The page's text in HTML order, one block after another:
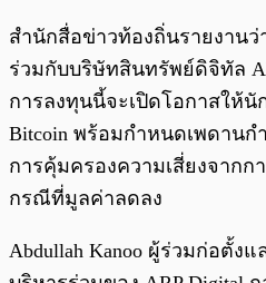
สำนักสื่อข่าวท้องถิ่นรายงาน
ร่วมกับบริษัทสินทรัพย์ดิจิทัล
การลงทุนนี้จะเปิดโอกาสให้นั
Bitcoin พร้อมกำหนดเพดานก
การคุ้มครองความเสี่ยงจากก
กรณีที่มูลค่าลดลง
Abdullah Kanoo ผู้ร่วมก่อตั้ง